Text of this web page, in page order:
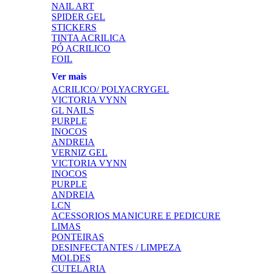
NAIL ART
SPIDER GEL
STICKERS
TINTA ACRILICA
PÓ ACRILICO
FOIL
Ver mais
ACRILICO/ POLYACRYGEL
VICTORIA VYNN
GL NAILS
PURPLE
INOCOS
ANDREIA
VERNIZ GEL
VICTORIA VYNN
INOCOS
PURPLE
ANDREIA
LCN
ACESSORIOS MANICURE E PEDICURE
LIMAS
PONTEIRAS
DESINFECTANTES / LIMPEZA
MOLDES
CUTELARIA